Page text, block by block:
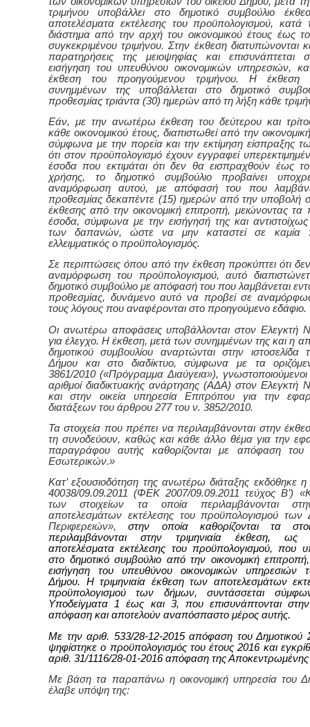
τριμήνου υποβάλλει στο δημοτικό συμβούλιο
αποτελέσματα εκτέλεσης του προϋπολογισμού, κατά
διάστημα από την αρχή του οικονομικού έτους έως
συγκεκριμένου τριμήνου. Στην έκθεση διατυπώνονται
παρατηρήσεις της μειοψηφίας και
εισήγηση του υπευθύνου οικονομικών υπηρεσιών,
έκθεση του προηγούμενου τριμήνου. Η έκθεση
συνημμένων της υποβάλλεται στο δημοτικό
προθεσμίας τριάντα (30) ημερών από τη λήξη κάθε
Εάν, με την ανωτέρω έκθεση του δεύτερου και
κάθε οικονομικού έτους, διαπιστωθεί από την
σύμφωνα με την πορεία και την εκτίμηση είσπραξης
ότι στον προϋπολογισμό έχουν εγγραφεί
έσοδα που εκτιμάται ότι δεν θα εισπραχθούν έως
χρήσης, το δημοτικό συμβούλιο προβαίνει
αναμόρφωση αυτού, με απόφασή του που
προθεσμίας δεκαπέντε (15) ημερών από την υποβολή
έκθεσης από την οικονομική επιτροπή, μειώνοντας
έσοδα, σύμφωνα με την εισήγησή της και
των δαπανών, ώστε να μην καταστεί σε καμία
ελλειμματικός ο προϋπολογισμός.
Σε περιπτώσεις όπου από την έκθεση προκύπτει ότι δεν
αναμόρφωση του προϋπολογισμού, αυτό
δημοτικό συμβούλιο με απόφασή του που λαμβάνεται
προθεσμίας, δυνάμενο αυτό να προβεί σε
τους λόγους που αναφέρονται στο προηγούμενο εδάφιο.
Οι ανωτέρω αποφάσεις υποβάλλονται στον Ελεγκτή
για έλεγχο. Η έκθεση, μετά των συνημμένων της και η
δημοτικού συμβουλίου αναρτώνται στην ιστοσελίδα
Δήμου και στο διαδίκτυο, σύμφωνα με τα
3861/2010 («Πρόγραμμα Διαύγεια»), γνωστοποιούμενοι
αριθμοί διαδικτυακής ανάρτησης (ΑΔΑ) στον Ελεγκτή
και στην οικεία υπηρεσία Επιτρόπου για την
διατάξεων του άρθρου 277 του ν. 3852/2010.
Τα στοιχεία που πρέπει να περιλαμβάνονται στην
τη συνοδεύουν, καθώς και κάθε άλλο θέμα για την
παραγράφου αυτής καθορίζονται με απόφαση του
Εσωτερικών.»
Κατ’ εξουσιοδότηση της ανωτέρω διάταξης εκδόθηκε η
40038/09.09.2011 (ΦΕΚ 2007/09.09.2011 τεύχος Β’)
των στοιχείων τα οποία περιλαμβάνονται
αποτελεσμάτων εκτέλεσης του προϋπολογισμού των
Περιφερειών»,στην οποία καθορίζονται τα
περιλαμβάνονται στην τριμηνιαία έκθεση,
αποτελέσματα εκτέλεσης του προϋπολογισμού, που
στο δημοτικό συμβούλιο από την οικονομική
εισήγηση του υπευθύνου οικονομικών υπηρεσιών
Δήμου. Η τριμηνιαία έκθεση των αποτελεσμάτων
προϋπολογισμού των δήμων, συντάσσεται
Υποδείγματα 1 έως και 3, που επισυνάπτονται
απόφαση και αποτελούν αναπόσπαστο μέρος αυτής.
Με την αριθ. 533/28-12-2015 απόφαση του Δημοτικού
ψηφίστηκε ο προϋπολογισμός του έτους 2016 και
αριθ. 31/1116/28-01-2016 απόφαση της Αποκεντρωμένης
Με βάση τα παραπάνω η οικονομική υπηρεσία του
έλαβε υπόψη της: